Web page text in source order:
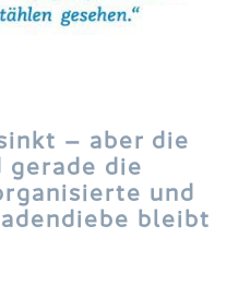
– aber die
die
und
bleibt